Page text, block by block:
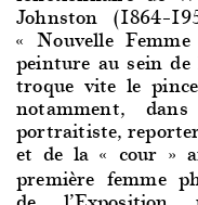
Johnston
« Nouvelle
peinture au sein de
troque vite le
notamment,
portraitiste,
et de la « cour »
première femme